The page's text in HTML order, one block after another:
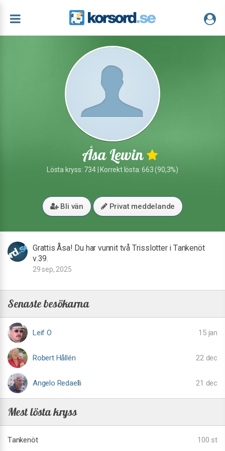
Åsa Lewin
Lösta kryss: 734 | Korrekt lösta: 663 (90,3%)
Bli vän Privat meddelande
Grattis Åsa! Du har vunnit två Trisslotter i Tankenöt
v.39.
29 sep, 2025
Senaste besökarna
Leif O 15 jan
Robert Hållén 22 dec
Angelo Redaelli 21 dec
Mest lösta kryss
Tankenöt 100 st